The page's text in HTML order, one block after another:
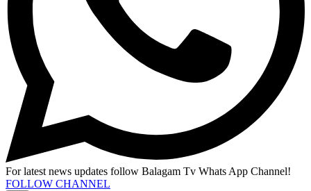
For latest news updates follow Balagam Tv Whats App Channel!
FOLLOW CHANNEL